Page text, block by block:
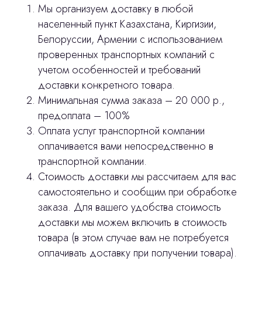
Мы организуем доставку в любой
населенный пункт Казахстана, Киргизии,
Белоруссии, Армении с использованием
проверенных транспортных компаний с
учетом особенностей и требований
доставки конкретного товара.
Минимальная сумма заказа – 20 000 р.,
предоплата – 100%
Оплата услуг транспортной компании
оплачивается вами непосредственно в
транспортной компании.
Стоимость доставки мы рассчитаем для вас
самостоятельно и сообщим при обработке
заказа. Для вашего удобства стоимость
доставки мы можем включить в стоимость
товара (в этом случае вам не потребуется
оплачивать доставку при получении товара).
сделано
Лицензирование
Изготовление хирургических шаблонов
Политика конфиденциальности
stasicus